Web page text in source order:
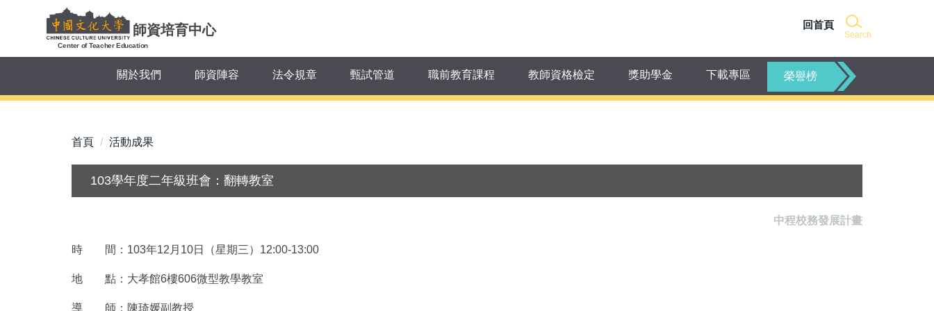
要
容
師資培育中心
Center of Teacher Education
回首頁
Search
關於我們 師資陣容 法令規章 甄試管道 職前教育課程 教師資格檢定 獎助學金 下載專區 榮譽榜
首頁 活動成果
103學年度二年級班會：翻轉教室
中程校務發展計畫
時 間：103年12月10日（星期三）12:00-13:00
地 點：大孝館6樓606微型教學教室
導 師：陳琦媛副教授